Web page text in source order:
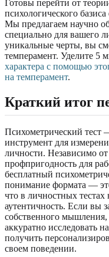
Готовы перейти от
психологического
Мы предлагаем научно
специально для вашего
уникальные черты, вы
темперамент. Уделите 5
характера с помощью
на темперамент.
Краткий итог
Психометрический
инструмент для
личности. Независимо
профпригодность для
бесплатный
понимание формата —
что в личностных
аутентичность. Если вы
собственного
аккуратно исследовать
получить
своем поведении.